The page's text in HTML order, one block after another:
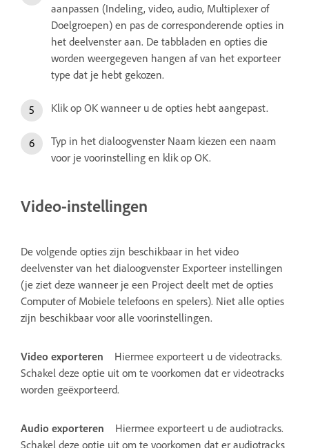
aanpassen (Indeling, video, audio, Multiplexer of
Doelgroepen) en pas de corresponderende opties in
het deelvenster aan. De tabbladen en opties die
worden weergegeven hangen af van het exporteer
type dat je hebt gekozen.
Klik op OK wanneer u de opties hebt aangepast.
Typ in het dialoogvenster Naam kiezen een naam
voor je voorinstelling en klik op OK.
Video-instellingen
De volgende opties zijn beschikbaar in het video
deelvenster van het dialoogvenster Exporteer instellingen
(je ziet deze wanneer je een Project deelt met de opties
Computer of Mobiele telefoons en spelers). Niet alle opties
zijn beschikbaar voor alle voorinstellingen.
Video exporteren
Hiermee exporteert u de videotracks.
Schakel deze optie uit om te voorkomen dat er videotracks
worden geëxporteerd.
Audio exporteren
Hiermee exporteert u de audiotracks.
Schakel deze optie uit om te voorkomen dat er audiotracks